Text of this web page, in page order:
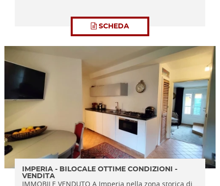
SCHEDA
IMPERIA - BILOCALE OTTIME CONDIZIONI -
VENDITA
IMMOBILE VENDUTO A Imperia nella zona storica di